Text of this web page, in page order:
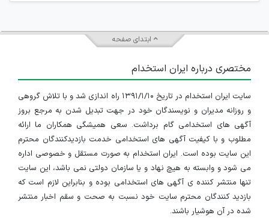
ابتدای صفحه
مختصری درباره ایران استخدام
سایت ایران استخدام در تاریخ ۱۳۹۱/۱/۱۰ راه اندازی شد و با تلاش گروهی
و روزانه مدیران و نویسندگان خود در جهت تبدیل شدن به مرجع بروز
آگهی های استخدامی گام برداشت. سعی همیشگی همکاران ما ارائه
مطلوب و با کیفیت آگهی های استخدامی خدمت بازدیدکنندگان محترم
این سایت بوده است. ایران استخدام به صورت مستقل و خصوصی اداره
می شود و وابسته به هیچ نهاد و یا سازمان دولتی نمی باشد، این سایت
تنها منتشر کننده ی آگهی های استخدامی بوده و بنابراین لازم است که
بازدید کنندگان محترم سایت خود نسبت به صحت و سقم اخبار منتشر
شده در آن هوشیار باشند.